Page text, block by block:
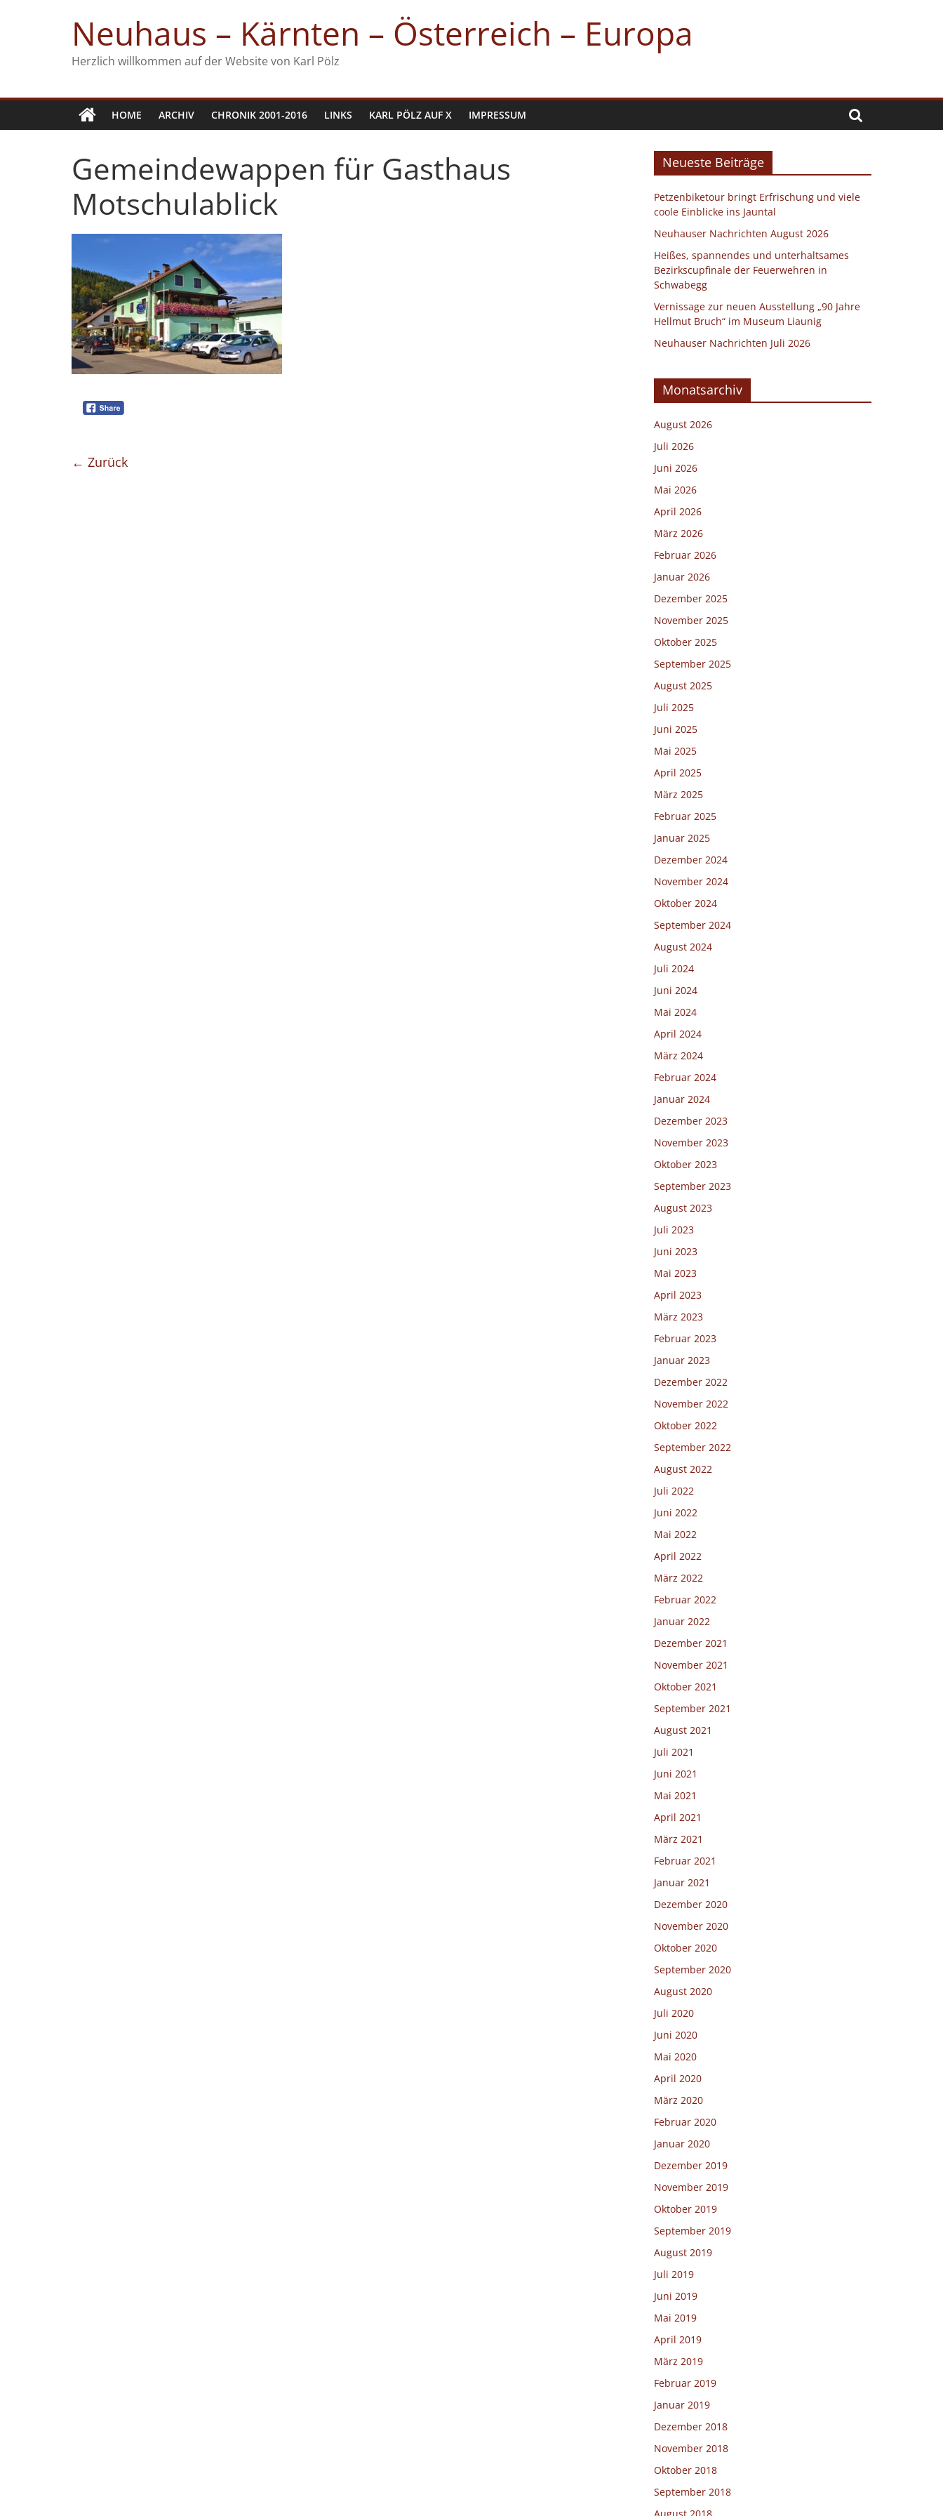
Neuhaus – Kärnten – Österreich – Europa
Herzlich willkommen auf der Website von Karl Pölz
HOME ARCHIV CHRONIK 2001-2016 LINKS KARL PÖLZ AUF X IMPRESSUM
Gemeindewappen für Gasthaus
Motschulablick
← Zurück
Neueste Beiträge
Petzenbiketour bringt Erfrischung und viele
coole Einblicke ins Jauntal
Neuhauser Nachrichten August 2026
Heißes, spannendes und unterhaltsames
Bezirkscupfinale der Feuerwehren in
Schwabegg
Vernissage zur neuen Ausstellung „90 Jahre
Hellmut Bruch“ im Museum Liaunig
Neuhauser Nachrichten Juli 2026
Monatsarchiv
August 2026
Juli 2026
Juni 2026
Mai 2026
April 2026
März 2026
Februar 2026
Januar 2026
Dezember 2025
November 2025
Oktober 2025
September 2025
August 2025
Juli 2025
Juni 2025
Mai 2025
April 2025
März 2025
Februar 2025
Januar 2025
Dezember 2024
November 2024
Oktober 2024
September 2024
August 2024
Juli 2024
Juni 2024
Mai 2024
April 2024
März 2024
Februar 2024
Januar 2024
Dezember 2023
November 2023
Oktober 2023
September 2023
August 2023
Juli 2023
Juni 2023
Mai 2023
April 2023
März 2023
Februar 2023
Januar 2023
Dezember 2022
November 2022
Oktober 2022
September 2022
August 2022
Juli 2022
Juni 2022
Mai 2022
April 2022
März 2022
Februar 2022
Januar 2022
Dezember 2021
November 2021
Oktober 2021
September 2021
August 2021
Juli 2021
Juni 2021
Mai 2021
April 2021
März 2021
Februar 2021
Januar 2021
Dezember 2020
November 2020
Oktober 2020
September 2020
August 2020
Juli 2020
Juni 2020
Mai 2020
April 2020
März 2020
Februar 2020
Januar 2020
Dezember 2019
November 2019
Oktober 2019
September 2019
August 2019
Juli 2019
Juni 2019
Mai 2019
April 2019
März 2019
Februar 2019
Januar 2019
Dezember 2018
November 2018
Oktober 2018
September 2018